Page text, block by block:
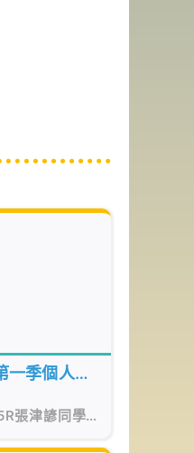
一季個人花
張津諺同學於